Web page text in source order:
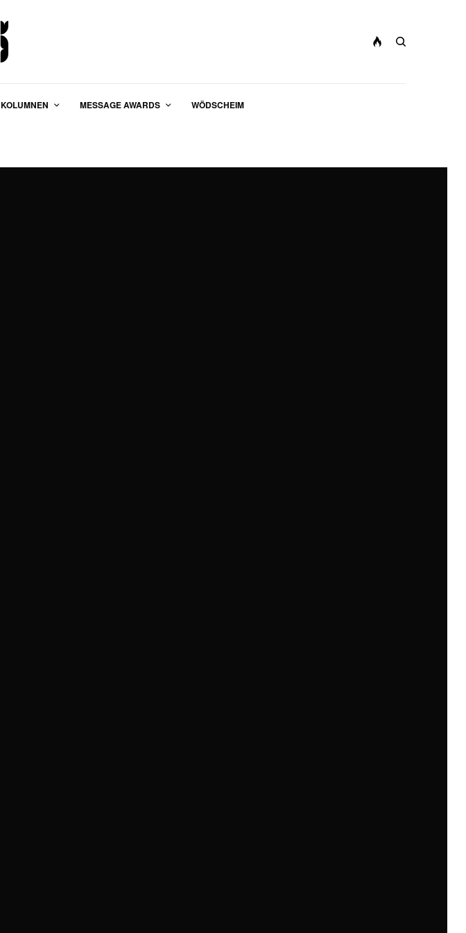
KOLUMNEN MESSAGE AWARDS WÖDSCHEIM